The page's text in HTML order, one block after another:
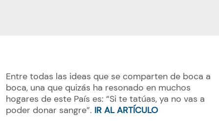
Entre todas las ideas que se comparten de boca a
boca, una que quizás ha resonado en muchos
hogares de este País es: “Si te tatúas, ya no vas a
poder donar sangre”. IR AL ARTÍCULO